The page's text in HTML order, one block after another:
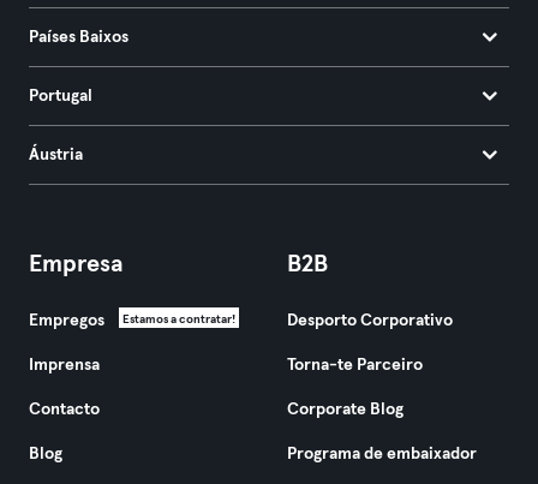
Países Baixos
Portugal
Áustria
Empresa
Empregos Estamos a contratar!
Imprensa
Contacto
Blog
B2B
Desporto Corporativo
Torna-te Parceiro
Corporate Blog
Programa de embaixador